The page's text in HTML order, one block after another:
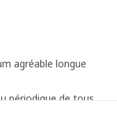
agréable longue
périodique de tous